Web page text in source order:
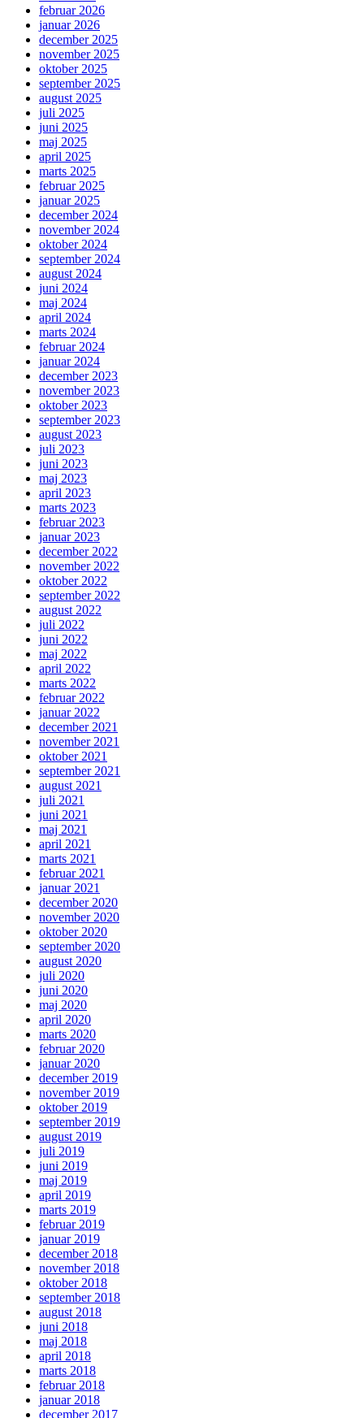
februar 2026
januar 2026
december 2025
november 2025
oktober 2025
september 2025
august 2025
juli 2025
juni 2025
maj 2025
april 2025
marts 2025
februar 2025
januar 2025
december 2024
november 2024
oktober 2024
september 2024
august 2024
juni 2024
maj 2024
april 2024
marts 2024
februar 2024
januar 2024
december 2023
november 2023
oktober 2023
september 2023
august 2023
juli 2023
juni 2023
maj 2023
april 2023
marts 2023
februar 2023
januar 2023
december 2022
november 2022
oktober 2022
september 2022
august 2022
juli 2022
juni 2022
maj 2022
april 2022
marts 2022
februar 2022
januar 2022
december 2021
november 2021
oktober 2021
september 2021
august 2021
juli 2021
juni 2021
maj 2021
april 2021
marts 2021
februar 2021
januar 2021
december 2020
november 2020
oktober 2020
september 2020
august 2020
juli 2020
juni 2020
maj 2020
april 2020
marts 2020
februar 2020
januar 2020
december 2019
november 2019
oktober 2019
september 2019
august 2019
juli 2019
juni 2019
maj 2019
april 2019
marts 2019
februar 2019
januar 2019
december 2018
november 2018
oktober 2018
september 2018
august 2018
juni 2018
maj 2018
april 2018
marts 2018
februar 2018
januar 2018
december 2017